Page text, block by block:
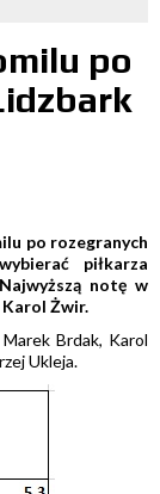
po
po rozegranych
piłkarza
notę w
Żwir.
Brdak, Karol
Ukleja.